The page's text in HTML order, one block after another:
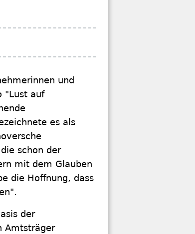
und
"Lust auf
es als
schon der
mit dem Glauben
die Hoffnung, dass
der
Amtsträger